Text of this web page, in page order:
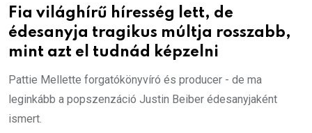
Fia világhírű híresség lett, de
édesanyja tragikus múltja rosszabb,
mint azt el tudnád képzelni
Pattie Mellette forgatókönyvíró és producer - de ma
leginkább a popszenzáció Justin Beiber édesanyjaként
ismert.